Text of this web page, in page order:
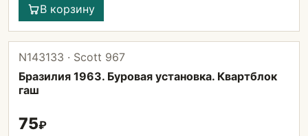
В корзину
N143133 · Scott 967
Бразилия 1963. Буровая установка. Квартблок
гаш
75₽